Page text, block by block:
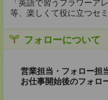
「英語で習うフラワーア
等、楽しくて役に立つセ
フォローについて
営業担当・フォロー担
お仕事開始後のフォロ